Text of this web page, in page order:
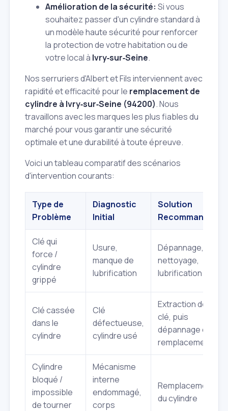
Amélioration de la sécurité: Si vous
souhaitez passer d'un cylindre standard à
un modèle haute sécurité pour renforcer
la protection de votre habitation ou de
votre local à Ivry‑sur‑Seine.
Nos serruriers d'Albert et Fils interviennent avec
rapidité et efficacité pour le remplacement de
cylindre à Ivry‑sur‑Seine (94200). Nous
travaillons avec les marques les plus fiables du
marché pour vous garantir une sécurité
optimale et une durabilité à toute épreuve.
Voici un tableau comparatif des scénarios
d'intervention courants:
Type de
Problème
Diagnostic
Initial
Solution
Recommandée
Clé qui
force /
cylindre
grippé
Usure,
manque de
lubrification
Dépannage,
nettoyage,
lubrification
Clé cassée
dans le
cylindre
Clé
défectueuse,
cylindre usé
Extraction de
clé, puis
dépannage ou
remplacement
Cylindre
bloqué /
impossible
de tourner
Mécanisme
interne
endommagé,
corps
Remplacement
du cylindre